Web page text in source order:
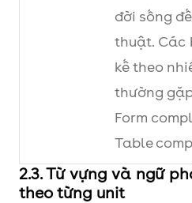
5
Stepping
đời sống
thuật. Các
kế theo
thường
Form
Table
Matching
Flow-chart
2.3. Từ vựng và ngữ
theo từng unit